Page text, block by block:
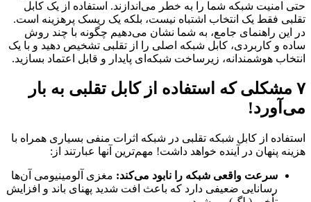
حتی امنیت شبکه شما را به خطر می‌اندازند. استفاده از یک کابل
تقلبی فقط یک انتخاب اشتباه نیست، بلکه یک ریسک پرهزینه است.
در این راهنمای جامع، به شما نشان می‌دهیم چگونه با چند روش
ساده و کاربردی، کابل شبکه اصلی را از تقلبی تشخیص دهید و با یک
انتخاب هوشمندانه، زیرساخت شبکه‌ای پایدار و قابل اعتماد بسازید.
۷ مشکلی که استفاده از کابل تقلبی به بار
می‌آورد!
استفاده از کابل شبکه تقلبی در شبکه اثرات منفی بسیاری همراه با
هزینه پنهان در آینده خواهد داشت! مهم‌ترین آنها عبارتند از:
سرعت واقعی شبکه را نابود می‌کند: مغزی آلومینیومی آن‌ها
رسانایی ضعیفی دارد که باعث افت شدید پهنای باند و افزایش